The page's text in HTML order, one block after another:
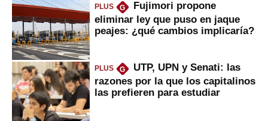
PLUS G
Fujimori propone
eliminar ley que puso en jaque
peajes: ¿qué cambios implicaría?
PLUS G
UTP, UPN y Senati: las
razones por la que los capitalinos
las prefieren para estudiar